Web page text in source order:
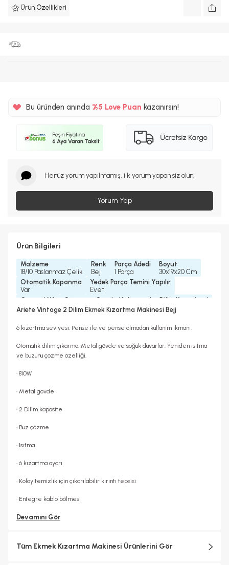
Ürün Özellikleri
Bu üründen anında %5 Love Puan kazanırsın!
Henüz yorum yapılmamış, ilk yorum yapan siz olun!
Yorum Yap
Ürün Bilgileri
Malzeme
18/10 Paslanmaz Çelik
Renk
Bej
Parça Adedi
1 Parça
Boyut
30x19x20 Cm
Otomatik Kapanma
Var
Yedek Parça Temini Yapılır
Evet
Garanti Yılı
2 Yıl
Güç
810 Watt
Gövde Malzemesi
Metal
Dilim Kapasitesi
2 Dilim
Var
Ariete Vintage 2 Dilim Ekmek Kızartma Makinesi Bejj
6 kızartma seviyesi. Pense ile ve pense olmadan kullanım ikmanı.
Otomatik dilim çıkarma. Metal gövde ve soğuk duvarlar. Yeniden ısıtma
ve buzunu çözme özelliği.
• 810W
• Metal gövde
• 2 Dilim kapasite
• Buz çözme
• Isıtma
• 6 kızartma ayarı
• Kolay temizlik için çıkarılabilir kırıntı tepsisi
• Entegre kablo bölmesi
Devamını Gör
Tüm Ekmek Kızartma Makinesi Ürünlerini Gör